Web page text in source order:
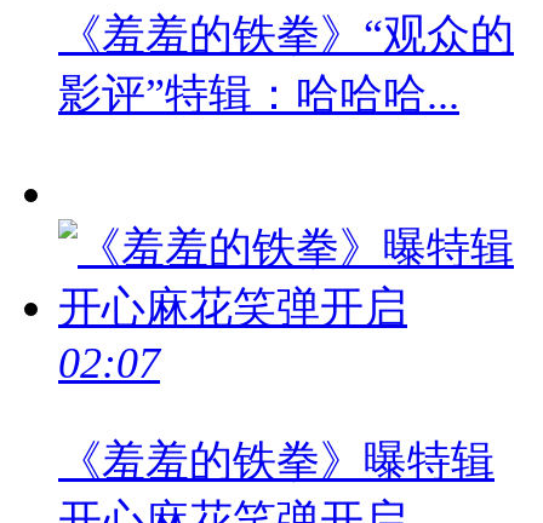
《羞羞的铁拳》“观众的
影评”特辑：哈哈哈...
02:07
《羞羞的铁拳》曝特辑